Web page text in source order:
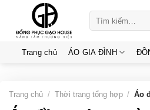
content
Trang chủ ÁO GIA ĐÌNH
Trang chủ / Thời trang tổng hợp / Áo